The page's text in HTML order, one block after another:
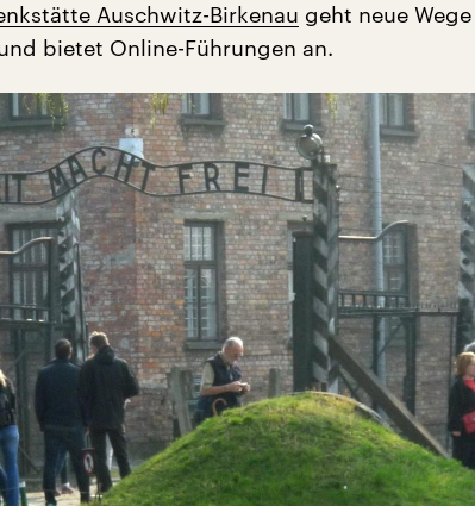
Auschwitz-Birkenau geht neue
bietet Online-Führungen an.